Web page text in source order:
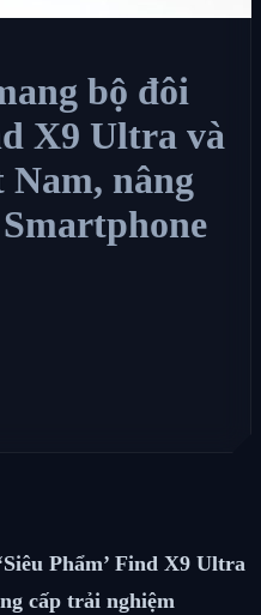
bộ đôi
X9 Ultra và
Nam, nâng
Phẩm’ Find X9 Ultra
cấp trải nghiệm